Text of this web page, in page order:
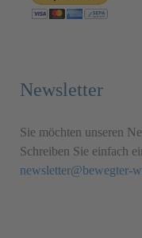
Newsletter
Sie möchten unseren
Schreiben Sie einfach
newsletter@bewegter-